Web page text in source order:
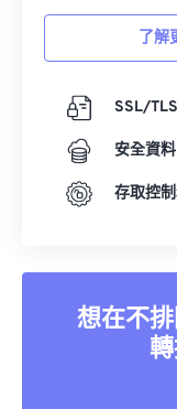
了解
SSL/
安全資
存取控
想在不